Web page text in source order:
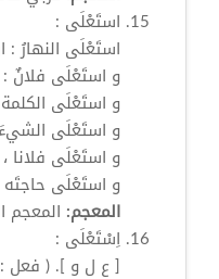
استَعْلَى :
استَعْلَى النهارُ :
و استَعْلَى فلانٌ
و استَعْلَى
و استَعْلَى
و استَعْلَى
و استَعْلَى
المعجم: المعجم
اِسْتَعْلَى :
[ ع ل و ]. ( فعل